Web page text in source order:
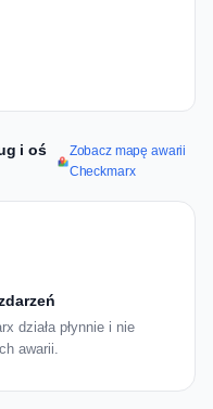
i oś
Zobacz mapę awarii
Checkmarx
działa płynnie i nie
awarii.